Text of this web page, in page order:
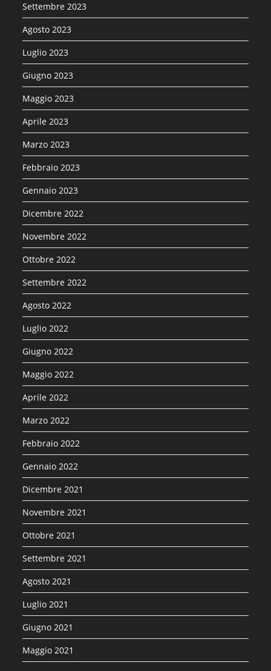
Settembre 2023
Agosto 2023
Luglio 2023
Giugno 2023
Maggio 2023
Aprile 2023
Marzo 2023
Febbraio 2023
Gennaio 2023
Dicembre 2022
Novembre 2022
Ottobre 2022
Settembre 2022
Agosto 2022
Luglio 2022
Giugno 2022
Maggio 2022
Aprile 2022
Marzo 2022
Febbraio 2022
Gennaio 2022
Dicembre 2021
Novembre 2021
Ottobre 2021
Settembre 2021
Agosto 2021
Luglio 2021
Giugno 2021
Maggio 2021